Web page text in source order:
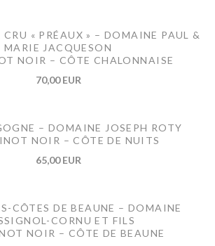
CRU « PRÉAUX » – DOMAINE PAUL &
MARIE JACQUESON
NOIR – CÔTE CHALONNAISE
70,00 EUR
– DOMAINE JOSEPH ROTY
NOIR – CÔTE DE NUITS
65,00 EUR
CÔTES DE BEAUNE – DOMAINE
CORNU ET FILS
NOIR – CÔTE DE BEAUNE